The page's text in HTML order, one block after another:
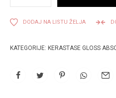
DODAJ NA LISTU ŽELJA
KATEGORIJE: KERASTASE GLOSS